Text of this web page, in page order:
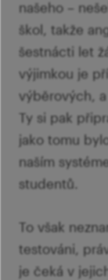
našeho –
škol, takže
šestnácti let
výjimkou je
výběrových,
Ty si pak
jako tomu
naším
studentů.
To však
testováni,
je čeká v